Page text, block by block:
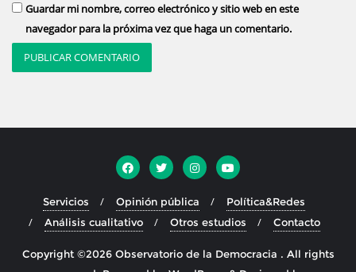
Guardar mi nombre, correo electrónico y sitio web en este
navegador para la próxima vez que haga un comentario.
Servicios Opinión pública
Política&Redes
Análisis cualitativo
Otros estudios Contacto
Copyright ©2026 Observatorio de la Democracia . All rights